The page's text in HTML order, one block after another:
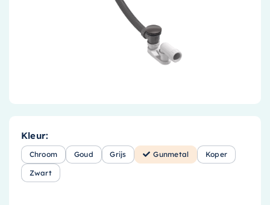
Kleur:
Chroom Goud Grijs Gunmetal Koper
Zwart